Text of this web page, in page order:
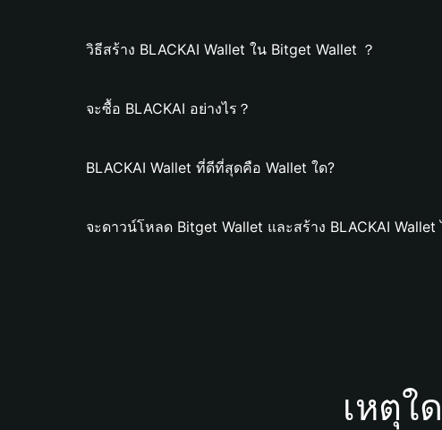
วิธีสร้าง BLACKAI Wallet ใน Bitget Wallet ？
จะซื้อ BLACKAI อย่างไร？
BLACKAI Wallet ที่ดีที่สุดคือ Wallet ใด?
จะดาวน์โหลด Bitget Wallet และสร้าง BLACKAI Wallet
เหตุใ